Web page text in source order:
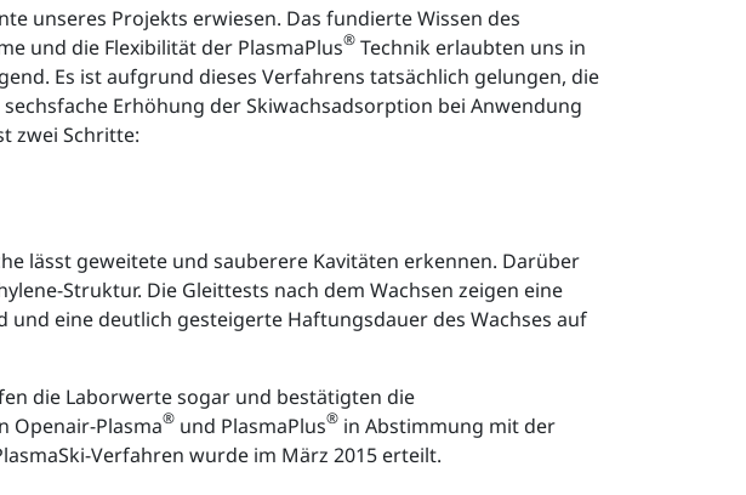
unseres Projekts erwiesen. Das fundierte Wissen des
und die Flexibilität der PlasmaPlus® Technik erlaubten uns in
Es ist aufgrund dieses Verfahrens tatsächlich gelungen, die
Erhöhung der Skiwachsadsorption bei Anwendung
zwei Schritte:
lässt geweitete und sauberere Kavitäten erkennen. Darüber
Struktur. Die Gleittests nach dem Wachsen zeigen eine
eine deutlich gesteigerte Haftungsdauer des Wachses auf
die Laborwerte sogar und bestätigten die
Openair-Plasma® und PlasmaPlus® in Abstimmung mit der
Verfahren wurde im März 2015 erteilt.